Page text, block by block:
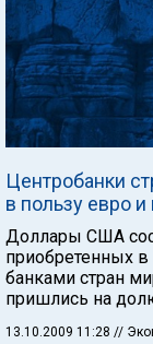
Центробанки
в пользу евро
Доллары США
приобретенных
банками стран
пришлись на
13.10.2009 11:28 //